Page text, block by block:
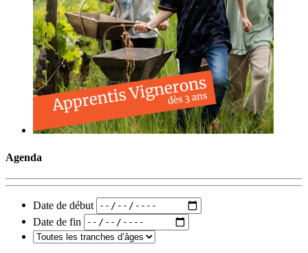
Agenda
Date de début
Date de fin